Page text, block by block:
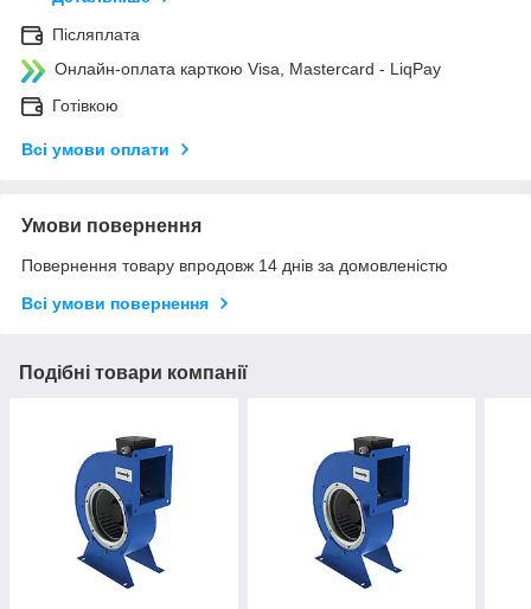
Післяплата
Онлайн-оплата карткою Visa, Mastercard - LiqPay
Готівкою
Всі умови оплати
Умови повернення
Повернення товару впродовж 14 днів за домовленістю
Всі умови повернення
Подібні товари компанії